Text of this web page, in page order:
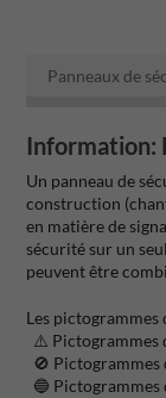
Panneaux de
Information:
Un panneau de
construction
en matière de
sécurité sur un
peuvent être
Les
⚠️ Pictogrammes
🚫
🔵